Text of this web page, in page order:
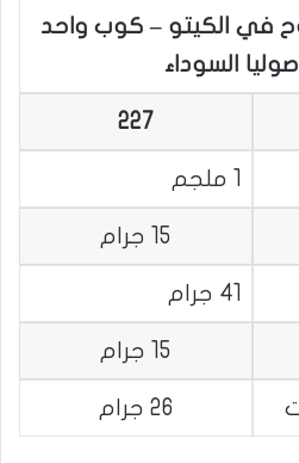
في الكيتو – كوب واحد
السوداء
227
15 جرام
41 جرام
15 جرام
26 جرام